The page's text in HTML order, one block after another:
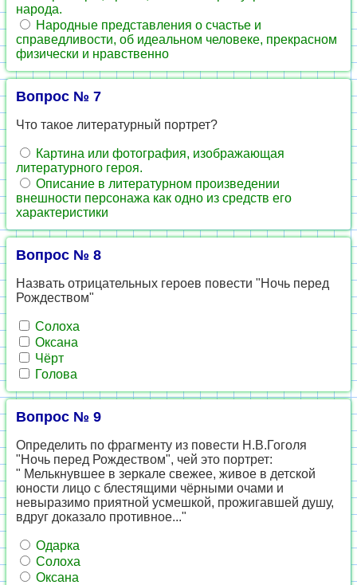
народа.
Народные представления о счастье и
справедливости, об идеальном человеке, прекрасном
физически и нравственно
Вопрос № 7
Что такое литературный портрет?
Картина или фотография, изображающая
литературного героя.
Описание в литературном произведении
внешности персонажа как одно из средств его
характеристики
Вопрос № 8
Назвать отрицательных героев повести "Ночь перед
Рождеством"
Солоха
Оксана
Чёрт
Голова
Вопрос № 9
Определить по фрагменту из повести Н.В.Гоголя
"Ночь перед Рождеством", чей это портрет:
" Мелькнувшее в зеркале свежее, живое в детской
юности лицо с блестящими чёрными очами и
невыразимо приятной усмешкой, прожигавшей душу,
вдруг доказало противное..."
Одарка
Солоха
Оксана